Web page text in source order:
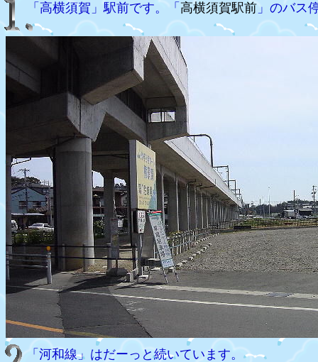
「高横須賀」駅前です。「 高横須賀駅前 」のバス
「河和線」はだーっと続いています。